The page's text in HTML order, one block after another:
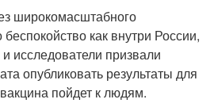
широкомасштабного
как внутри России,
исследователи призвали
опубликовать результаты для
пойдет к людям.